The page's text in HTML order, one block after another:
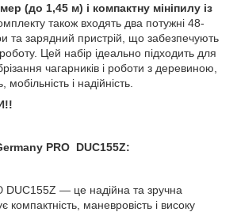
(до 1,45 м) і компактну мініпилу із
також входять два потужні 48-
та зарядний пристрій, що забезпечують
Цей набір ідеально підходить для
чагарників і роботи з деревиною,
і надійність.
PRO DUC155Z:
DUC155Z — це надійна та зручна
компактність, маневровість і високу